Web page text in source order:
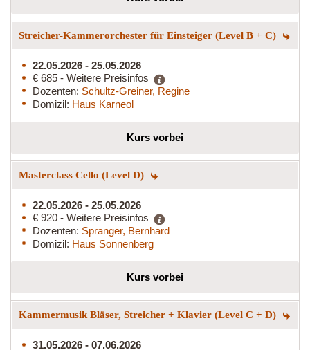
Streicher-Kammerorchester für Einsteiger (Level B + C)
22.05.2026 - 25.05.2026
€ 685 - Weitere Preisinfos
Dozenten: Schultz-Greiner, Regine
Domizil: Haus Karneol
Kurs vorbei
Masterclass Cello (Level D)
22.05.2026 - 25.05.2026
€ 920 - Weitere Preisinfos
Dozenten: Spranger, Bernhard
Domizil: Haus Sonnenberg
Kurs vorbei
Kammermusik Bläser, Streicher + Klavier (Level C + D)
31.05.2026 - 07.06.2026